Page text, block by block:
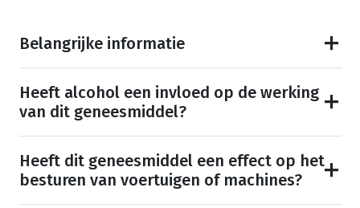
Belangrijke informatie
Heeft alcohol een invloed op de werking
van dit geneesmiddel?
Heeft dit geneesmiddel een effect op het
besturen van voertuigen of machines?